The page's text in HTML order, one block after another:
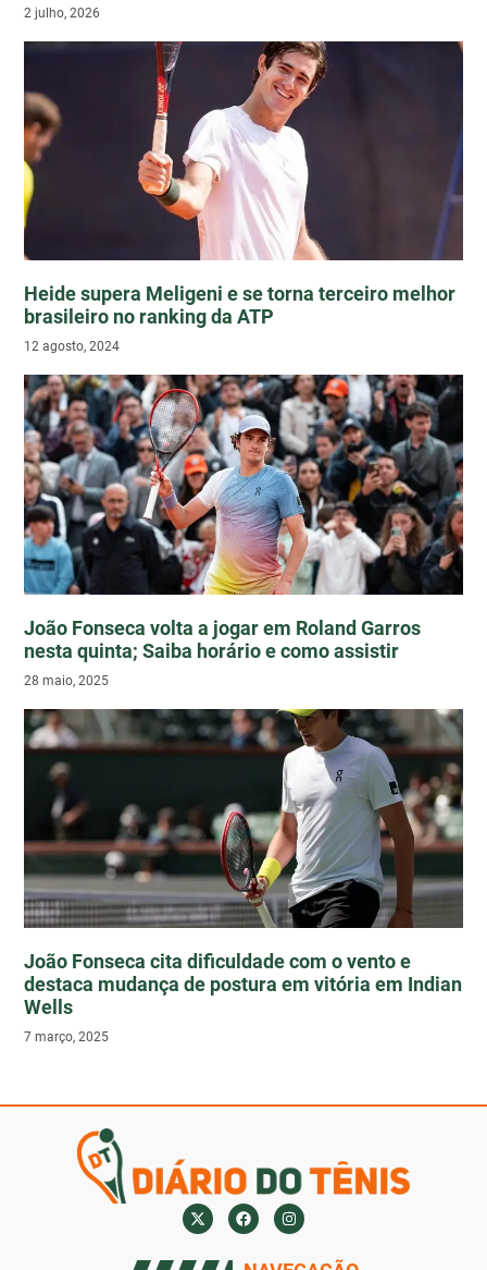
2 julho, 2026
Heide supera Meligeni e se torna terceiro melhor
brasileiro no ranking da ATP
12 agosto, 2024
João Fonseca volta a jogar em Roland Garros
nesta quinta; Saiba horário e como assistir
28 maio, 2025
João Fonseca cita dificuldade com o vento e
destaca mudança de postura em vitória em Indian
Wells
7 março, 2025